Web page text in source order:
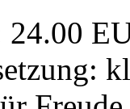
24.00